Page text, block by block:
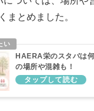
まとめました。
HAERA栄のスタバは
の場所や混雑も！